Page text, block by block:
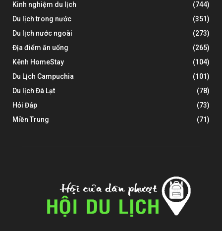
Kinh nghiệm du lịch
(744)
Du lịch trong nước
(351)
Du lịch nước ngoài
(273)
Địa điểm ăn uống
(265)
Kênh HomeStay
(104)
Du Lịch Campuchia
(101)
Du lịch Đà Lạt
(78)
Hỏi Đáp
(73)
Miền Trung
(71)